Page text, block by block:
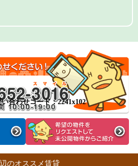
合わせコード：2241x102
のオススメ賃貸